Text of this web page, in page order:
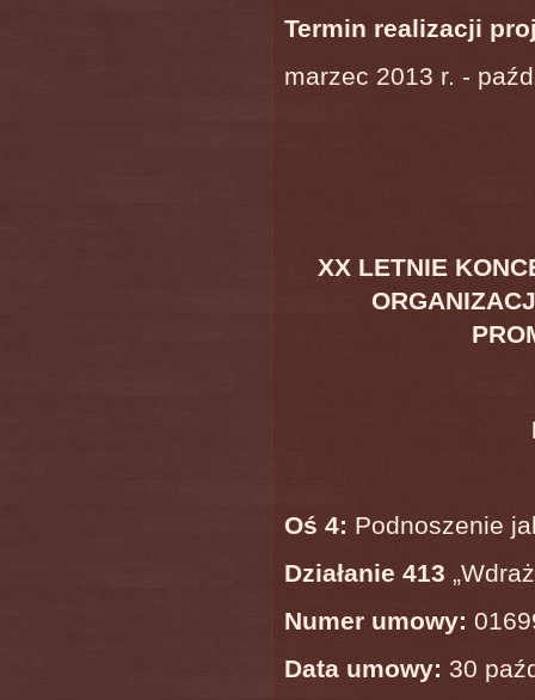
Termin realizacji
marzec 2013 r. -
XX LETNIE
Oś 4: Podnoszenie
Działanie 413
Numer umowy:
Data umowy: 30